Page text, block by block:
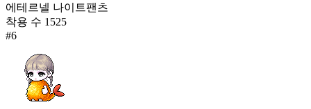
에테르넬 나이트팬츠
착용 수 1525
#6